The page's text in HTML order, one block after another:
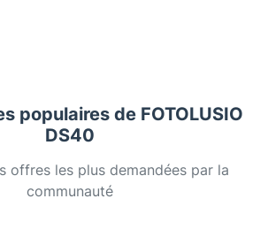
populaires de FOTOLUSIO
DS40
offres les plus demandées par la
communauté